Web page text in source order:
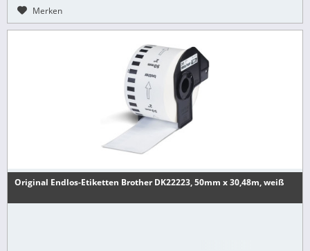
Merken
Original Endlos-Etiketten Brother DK22223, 50mm x 30,48m, weiß